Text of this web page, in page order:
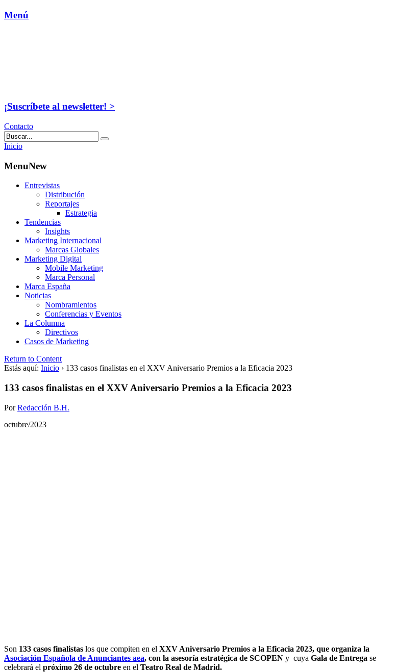
Menú
¡Suscríbete al newsletter! >
Contacto
Inicio
MenuNew
Entrevistas
Distribución
Reportajes
Estrategia
Tendencias
Insights
Marketing Internacional
Marcas Globales
Marketing Digital
Mobile Marketing
Marca Personal
Marca España
Noticias
Nombramientos
Conferencias y Eventos
La Columna
Directivos
Casos de Marketing
Return to Content
Estás aquí: Inicio › 133 casos finalistas en el XXV Aniversario Premios a la Eficacia 2023
133 casos finalistas en el XXV Aniversario Premios a la Eficacia 2023
PorRedacción B.H.
octubre/2023
Son 133 casos finalistas los que compiten en el XXV Aniversario Premios a la Eficacia 2023, que organiza la
Asociación Española de Anunciantes aea, con la asesoría estratégica de SCOPEN y cuya Gala de Entrega se
celebrará el próximo 26 de octubre en el Teatro Real de Madrid.